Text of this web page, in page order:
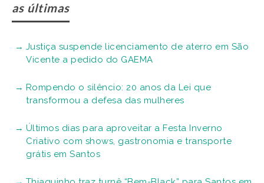
as últimas
Justiça suspende licenciamento de aterro em São
Vicente a pedido do GAEMA
Rompendo o silêncio: 20 anos da Lei que
transformou a defesa das mulheres
Últimos dias para aproveitar a Festa Inverno
Criativo com shows, gastronomia e transporte
grátis em Santos